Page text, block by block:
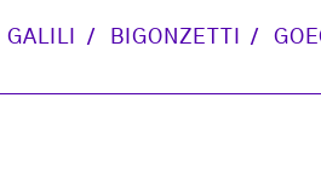
GALILI BIGONZETTI